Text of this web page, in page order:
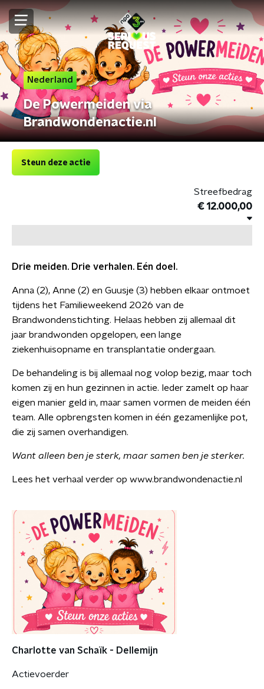
Nederland
De Powermeiden via
Brandwondenactie.nl
Steun deze actie
Streefbedrag
€ 12.000,00
Drie meiden. Drie verhalen. Eén doel.
Anna (2), Anne (2) en Guusje (3) hebben elkaar ontmoet
tijdens het Familieweekend 2026 van de
Brandwondenstichting. Helaas hebben zij allemaal dit
jaar brandwonden opgelopen, een lange
ziekenhuisopname en transplantatie ondergaan.
De behandeling is bij allemaal nog volop bezig, maar toch
komen zij en hun gezinnen in actie. Ieder zamelt op haar
eigen manier geld in, maar samen vormen de meiden één
team. Alle opbrengsten komen in één gezamenlijke pot,
die zij samen overhandigen.
Want alleen ben je sterk, maar samen ben je sterker.
Lees het verhaal verder op www.brandwondenactie.nl
Charlotte van Schaïk - Dellemijn
Actievoerder